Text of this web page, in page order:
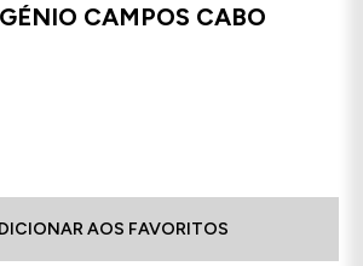
CAMPOS CABO
AOS FAVORITOS